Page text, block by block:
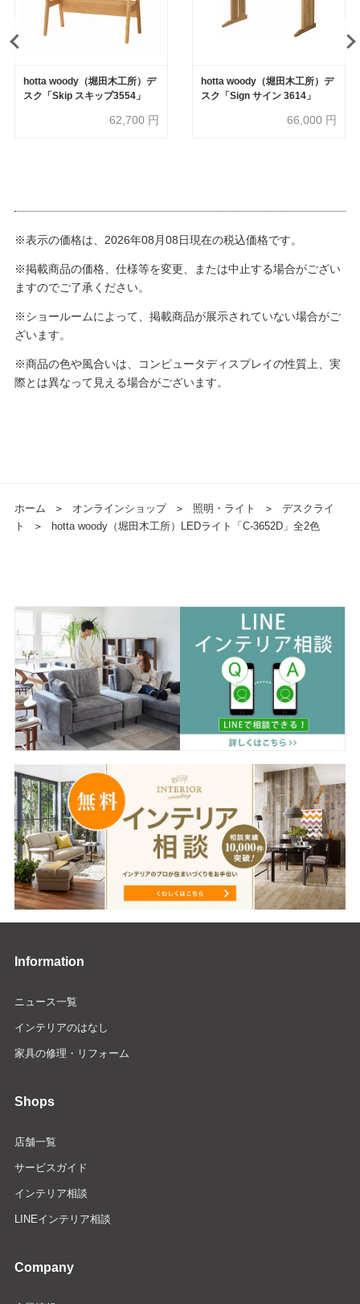
hotta woody（堀田木工所）デ
スク「Skip スキップ3554」
62,700 円
hotta woody（堀田木工所）デ
スク「Sign サイン 3614」
66,000 円
※表示の価格は、2026年08月08日現在の税込価格です。
※掲載商品の価格、仕様等を変更、または中止する場合がござい
ますのでご了承ください。
※ショールームによって、掲載商品が展示されていない場合がご
ざいます。
※商品の色や風合いは、コンピュータディスプレイの性質上、実
際とは異なって見える場合がございます。
ホーム ＞ オンラインショップ ＞ 照明・ライト ＞
デスクライ
ト
＞ hotta woody（堀田木工所）LEDライト「C-3652D」全2色
Information
ニュース一覧
インテリアのはなし
家具の修理・リフォーム
Shops
店舗一覧
サービスガイド
インテリア相談
LINEインテリア相談
Company